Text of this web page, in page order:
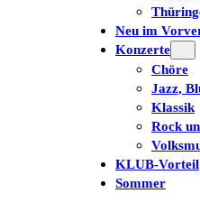
Neu im
Konzerte
Chöre
Jazz,
Klassik
Rock
KLUB-Vorteil
Sommer